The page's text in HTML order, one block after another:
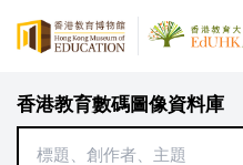
香港教育數碼圖像資料庫